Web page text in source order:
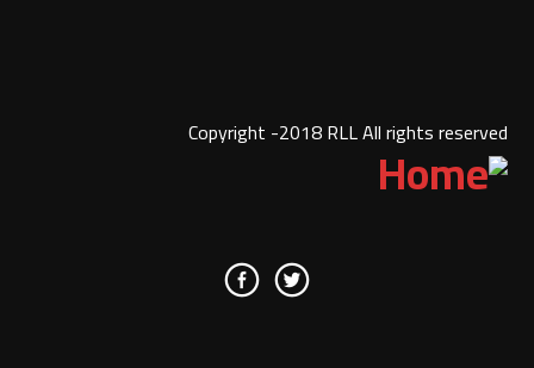
Copyright -2018 RLL All rights reserved